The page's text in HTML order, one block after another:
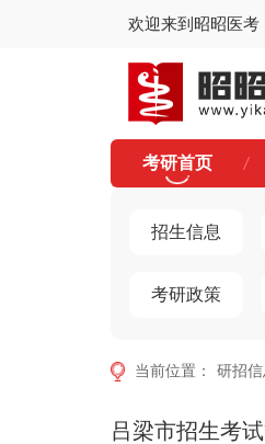
欢迎来到昭昭医考
考研首页
招生信息
考研政策
当前位置： 研招信
吕梁市招生考